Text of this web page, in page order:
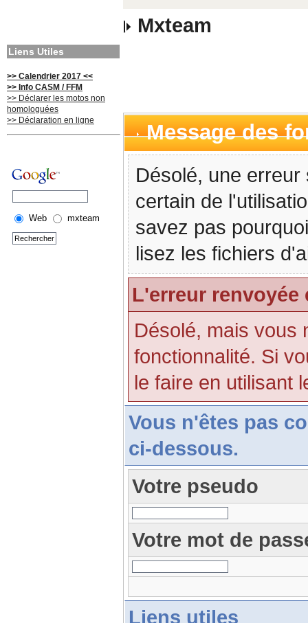
Liens Utiles
>> Calendrier 2017 <<
>> Info CASM / FFM
>> Déclarer les motos non
homologuées
>> Déclaration en ligne
Web mxteam
Mxteam
Message des
Désolé, une
certain de
savez pas
lisez les fichiers
L'erreur renvoyée
Désolé, mais vous
fonctionnalité. Si
le faire en utilisant
Vous n'êtes pas
ci-dessous.
Votre pseudo
Votre mot de
Liens utiles